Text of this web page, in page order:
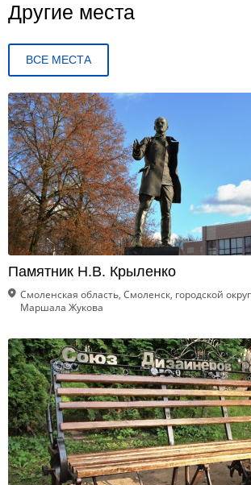
Другие места
ВСЕ МЕСТА
Памятник Н.В. Крыленко
Смоленская область, Смоленск, городской
Маршала Жукова